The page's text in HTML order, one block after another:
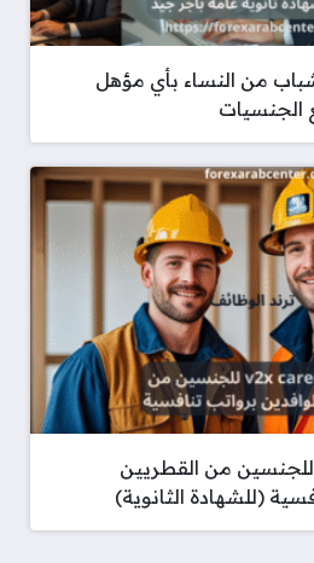
من النساء بأي مؤهل
الجنسيات
وظائف v2x careers للجنسين من القطريين
(للشهادة الثانوية)